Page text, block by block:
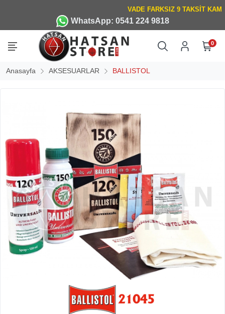
WhatsApp: 0541 224 9818
0
Anasayfa AKSESUARLAR BALLISTOL